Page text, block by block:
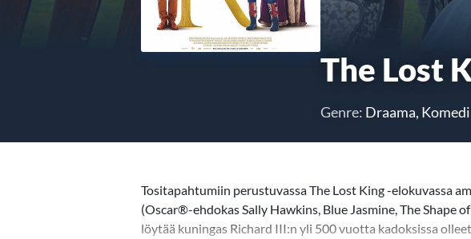
The Lost
Genre: Draama,
Tositapahtumiin perustuvassa The Lost King -elokuvassa
(Oscar®-ehdokas Sally Hawkins, Blue Jasmine, The Shape
löytää kuningas Richard III:n yli 500 vuotta kadoksissa